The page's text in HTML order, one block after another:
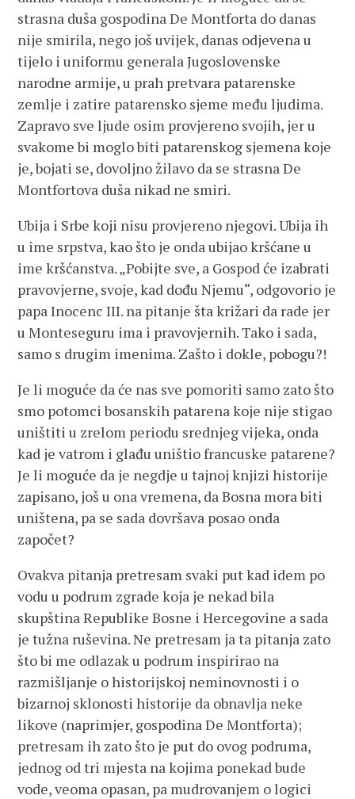
strasna duša gospodina De Montforta do danas
nije smirila, nego još uvijek, danas odjevena u
tijelo i uniformu generala Jugoslovenske
narodne armije, u prah pretvara patarenske
zemlje i zatire patarensko sjeme među ljudima.
Zapravo sve ljude osim provjereno svojih, jer u
svakome bi moglo biti patarenskog sjemena koje
je, bojati se, dovoljno žilavo da se strasna De
Montfortova duša nikad ne smiri.
Ubija i Srbe koji nisu provjereno njegovi. Ubija ih
u ime srpstva, kao što je onda ubijao kršćane u
ime kršćanstva. „Pobijte sve, a Gospod će izabrati
pravovjerne, svoje, kad dođu Njemu“, odgovorio je
papa Inocenc III. na pitanje šta križari da rade jer
u Monteseguru ima i pravovjernih. Tako i sada,
samo s drugim imenima. Zašto i dokle, pobogu?!
Je li moguće da će nas sve pomoriti samo zato što
smo potomci bosanskih patarena koje nije stigao
uništiti u zrelom periodu srednjeg vijeka, onda
kad je vatrom i glađu uništio francuske patarene?
Je li moguće da je negdje u tajnoj knjizi historije
zapisano, još u ona vremena, da Bosna mora biti
uništena, pa se sada dovršava posao onda
započet?
Ovakva pitanja pretresam svaki put kad idem po
vodu u podrum zgrade koja je nekad bila
skupština Republike Bosne i Hercegovine a sada
je tužna ruševina. Ne pretresam ja ta pitanja zato
što bi me odlazak u podrum inspirirao na
razmišljanje o historijskoj neminovnosti i o
bizarnoj sklonosti historije da obnavlja neke
likove (naprimjer, gospodina De Montforta);
pretresam ih zato što je put do ovog podruma,
jednog od tri mjesta na kojima ponekad bude
vode, veoma opasan, pa mudrovanjem o logici